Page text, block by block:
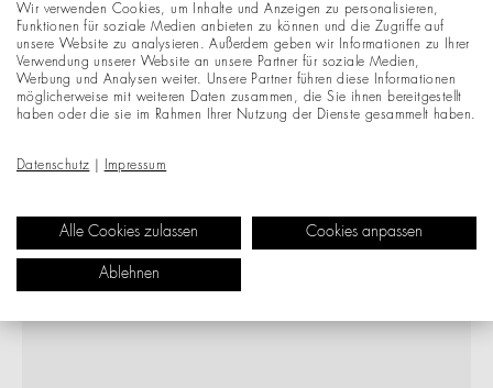
Wir verwenden Cookies, um Inhalte und Anzeigen zu personalisieren,
Funktionen für soziale Medien anbieten zu können und die Zugriffe auf
unsere Website zu analysieren. Außerdem geben wir Informationen zu Ihrer
Verwendung unserer Website an unsere Partner für soziale Medien,
Werbung und Analysen weiter. Unsere Partner führen diese Informationen
möglicherweise mit weiteren Daten zusammen, die Sie ihnen bereitgestellt
haben oder die sie im Rahmen Ihrer Nutzung der Dienste gesammelt haben.
Datenschutz Impressum
Alle Cookies zulassen Cookies anpassen
Ablehnen